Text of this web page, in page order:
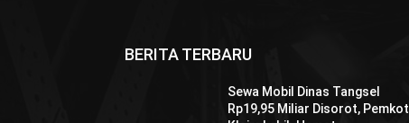
BERITA TERBARU
Sewa Mobil Dinas Tangsel
Rp19,95 Miliar Disorot, Pemkot